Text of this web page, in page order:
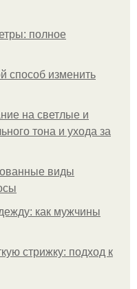
полное
способ изменить
на светлые и
тона и ухода за
виды
как мужчины
стрижку: подход к